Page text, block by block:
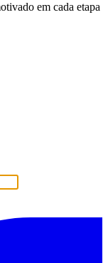
em cada etapa